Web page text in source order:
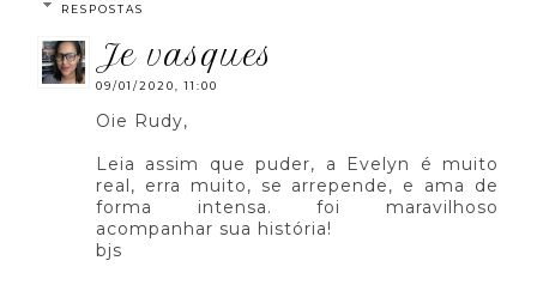
RESPOSTAS
je vasques
09/01/2020, 11:00
Oie Rudy,
Leia assim que puder, a Evelyn é muito
real, erra muito, se arrepende, e ama de
forma intensa. foi maravilhoso
acompanhar sua história!
bjs